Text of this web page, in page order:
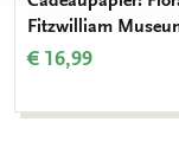
Fitzwilliam
€ 16,99